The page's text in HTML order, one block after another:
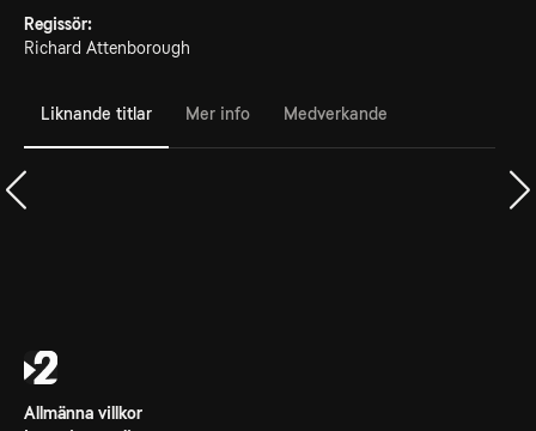
Regissör:
Richard Attenborough
Liknande titlar Mer info Medverkande
Allmänna villkor